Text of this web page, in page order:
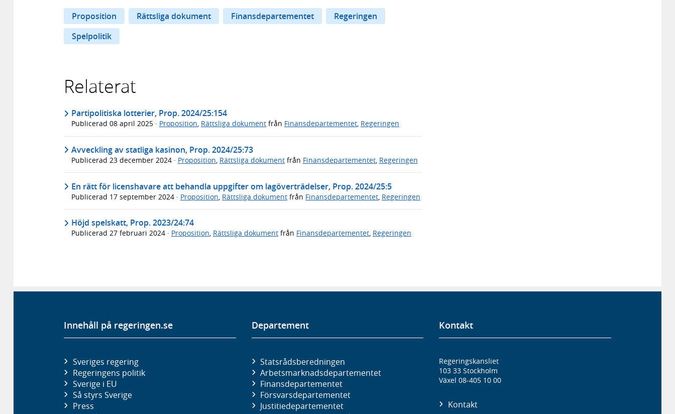
Proposition Rättsliga dokument Finansdepartementet
Regeringen
Spelpolitik
Relaterat
Partipolitiska lotterier, Prop. 2024/25:154
Publicerad 08 april 2025 · Proposition, Rättsliga dokument från Finansdepartementet, Regeringen
Avveckling av statliga kasinon, Prop. 2024/25:73
Publicerad 23 december 2024 · Proposition, Rättsliga dokument från Finansdepartementet, Regeringen
En rätt för licenshavare att behandla uppgifter om lagöverträdelser, Prop. 2024/25:5
Publicerad 17 september 2024 · Proposition Rättsliga dokument från Finansdepartementet Regeringen
Höjd spelskatt, Prop. 2023/24:74
Publicerad 27 februari 2024 · Proposition, Rättsliga dokument från Finansdepartementet, Regeringen
Innehåll på regeringen.se
Sveriges regering
Regeringens politik
Sverige i EU
Så styrs Sverige
Press
Departement
Statsrådsberedningen
Arbetsmarknads­departementet
Finans­departementet
Försvars­departementet
Justitie­departementet
Kontakt
Regeringskansliet
103 33 Stockholm
Växel 08-405 10 00
Kontakt